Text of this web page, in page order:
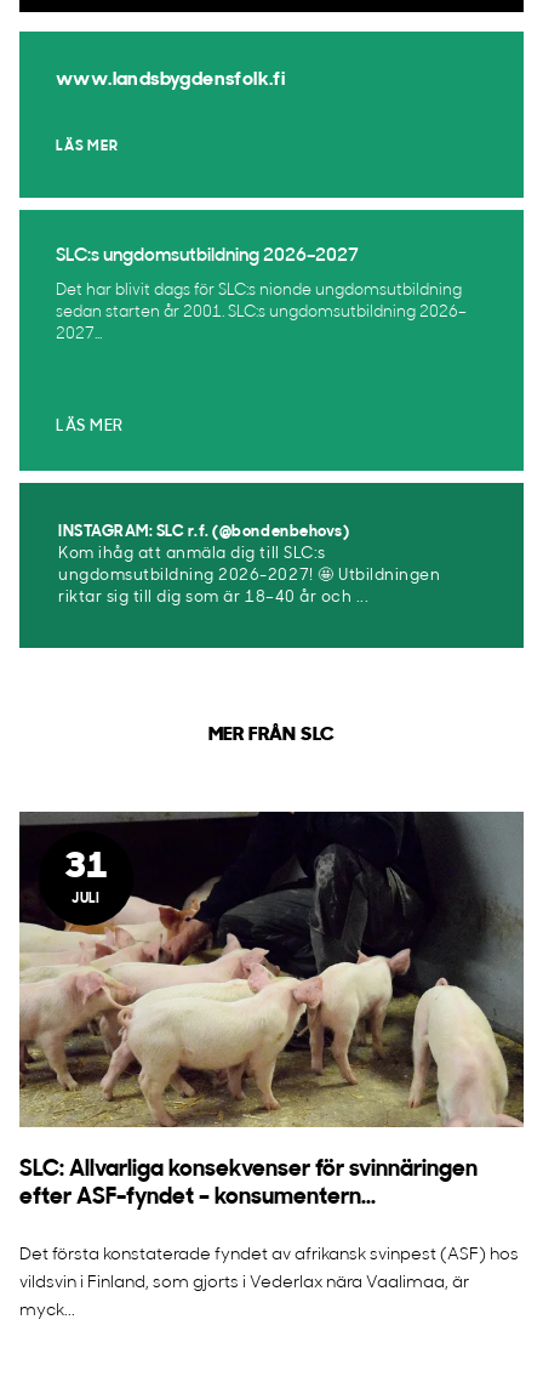
www.landsbygdensfolk.fi
LÄS MER
SLC:s ungdomsutbildning 2026–2027
Det har blivit dags för SLC:s nionde ungdomsutbildning
sedan starten år 2001. SLC:s ungdomsutbildning 2026–
2027...
LÄS MER
INSTAGRAM: SLC r.f. (@bondenbehovs)
Kom ihåg att anmäla dig till SLC:s
ungdomsutbildning 2026-2027! 🤩 Utbildningen
riktar sig till dig som är 18–40 år och ...
MER FRÅN SLC
31
JULI
SLC: Allvarliga konsekvenser för svinnäringen
efter ASF-fyndet – konsumentern...
Det första konstaterade fyndet av afrikansk svinpest (ASF) hos
vildsvin i Finland, som gjorts i Vederlax nära Vaalimaa, är
myck...